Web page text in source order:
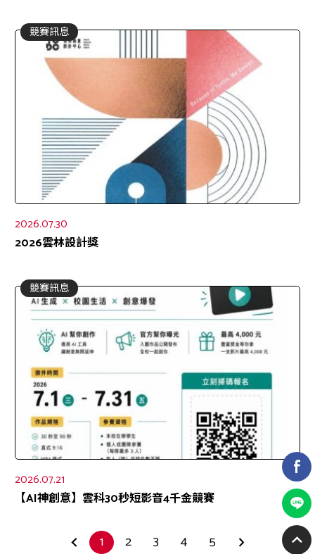
競賽訊息
2026.07.30
2026雲林設計獎
競賽訊息
2026.07.21
【AI神創意】雲科30秒短影音4千金競賽
1 2 3 4 5